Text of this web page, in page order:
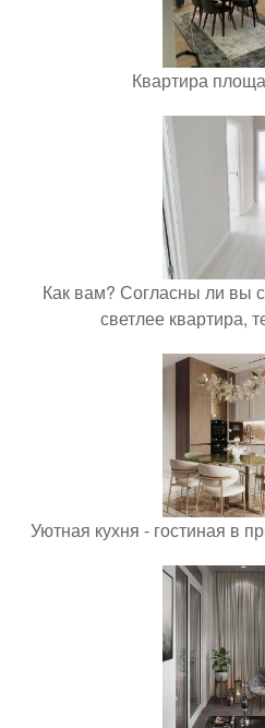
Квартира
Как вам? Согласны ли вы
светлее квартира,
Уютная кухня - гостиная в